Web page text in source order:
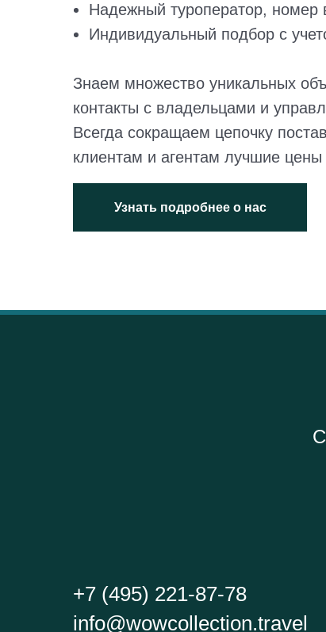
Надежный туроператор, номер
Индивидуальный подбор с
Знаем множество уникальных
контакты с владельцами и
Всегда сокращаем цепочку
клиентам и агентам лучшие цены
Узнать подробнее о нас
+7 (495) 221-87-78
info@wowcollection.travel